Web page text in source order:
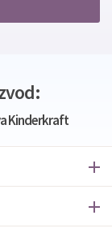
Kinderkraft